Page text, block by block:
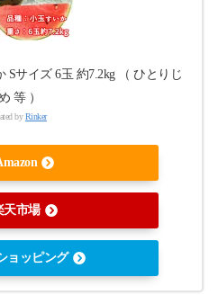
Sサイズ 6玉 約7.2kg （ ひとりじ
等 ）
byRinker
天市場
ョッピング